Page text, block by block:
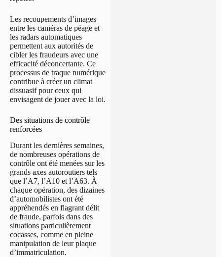
Les recoupements d’images
entre les caméras de péage et
les radars automatiques
permettent aux autorités de
cibler les fraudeurs avec une
efficacité déconcertante. Ce
processus de traque numérique
contribue à créer un climat
dissuasif pour ceux qui
envisagent de jouer avec la loi.
Des situations de contrôle
renforcées
Durant les dernières semaines,
de nombreuses opérations de
contrôle ont été menées sur les
grands axes autoroutiers tels
que l’A7, l’A10 et l’A63. À
chaque opération, des dizaines
d’automobilistes ont été
appréhendés en flagrant délit
de fraude, parfois dans des
situations particulièrement
cocasses, comme en pleine
manipulation de leur plaque
d’immatriculation.